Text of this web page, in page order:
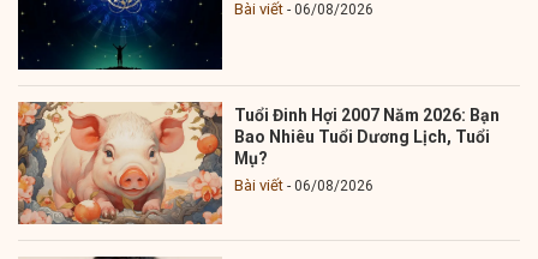
Bài viết 06/08/2026
Tuổi Đinh Hợi 2007 Năm 2026: Bạn
Bao Nhiêu Tuổi Dương Lịch, Tuổi
Mụ?
Bài viết 06/08/2026